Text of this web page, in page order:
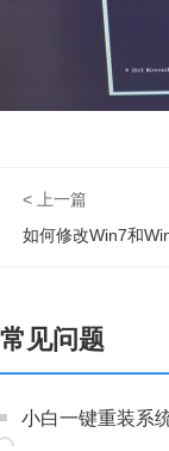
< 上一篇
如何修改Win7和
常见问题
小白一键重装系